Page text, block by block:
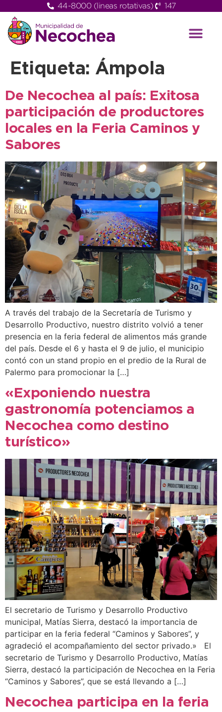
44-8000 (lineas rotativas) 147
Etiqueta: Ámpola
De Necochea al país: Exitosa
participación de productores
locales en la Feria Caminos y
Sabores
A través del trabajo de la Secretaría de Turismo y
Desarrollo Productivo, nuestro distrito volvió a tener
presencia en la feria federal de alimentos más grande
del país. Desde el 6 y hasta el 9 de julio, el municipio
contó con un stand propio en el predio de la Rural de
Palermo para promocionar la […]
«Exponiendo nuestra
gastronomía potenciamos a
Necochea como destino
turístico»
El secretario de Turismo y Desarrollo Productivo
municipal, Matías Sierra, destacó la importancia de
participar en la feria federal “Caminos y Sabores”, y
agradeció el acompañamiento del sector privado.» El
secretario de Turismo y Desarrollo Productivo, Matías
Sierra, destacó la participación de Necochea en la Feria
“Caminos y Sabores”, que se está llevando a […]
Necochea participa en la feria